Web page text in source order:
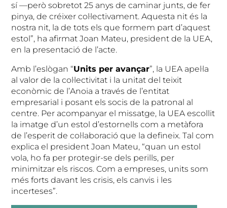
sí —però sobretot 25 anys de caminar junts, de fer
pinya, de créixer col·lectivament. Aquesta nit és la
nostra nit, la de tots els que formem part d’aquest
estol”, ha afirmat Joan Mateu, president de la UEA,
en la presentació de l’acte.
Amb l’eslògan “Units per avançar”, la UEA apel·la
al valor de la col·lectivitat i la unitat del teixit
econòmic de l’Anoia a través de l’entitat
empresarial i posant els socis de la patronal al
centre. Per acompanyar el missatge, la UEA escollit
la imatge d’un estol d’estornells com a metàfora
de l’esperit de col·laboració que la defineix. Tal com
explica el president Joan Mateu, “quan un estol
vola, ho fa per protegir-se dels perills, per
minimitzar els riscos. Com a empreses, units som
més forts davant les crisis, els canvis i les
incerteses”.